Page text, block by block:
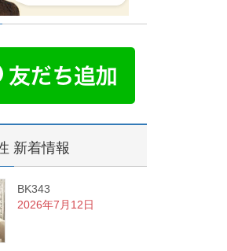
新着情報
BK343
2026年7月12日